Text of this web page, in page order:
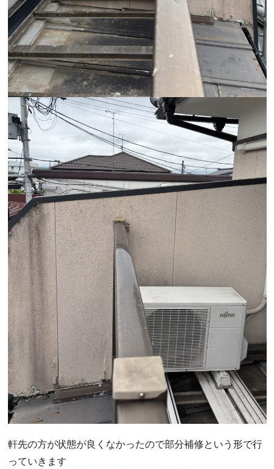
軒先の方が状態が良くなかったので部分補修という形で行
っていきます